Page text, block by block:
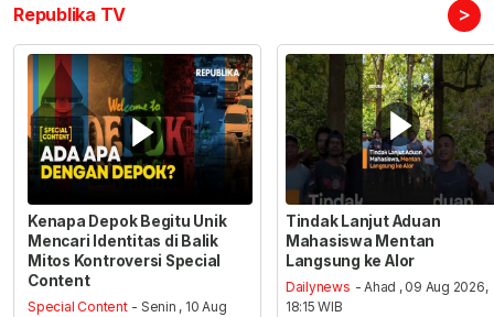
Republika TV >
Kenapa Depok Begitu Unik
Mencari Identitas di Balik
Mitos Kontroversi Special
Content
Special Content - Senin , 10 Aug
Tindak Lanjut Aduan
Mahasiswa Mentan
Langsung ke Alor
Dailynews - Ahad , 09 Aug 2026,
18:15 WIB